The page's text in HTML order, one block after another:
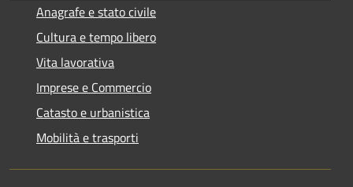
Anagrafe e stato civile
Cultura e tempo libero
Vita lavorativa
Imprese e Commercio
Catasto e urbanistica
Mobilità e trasporti